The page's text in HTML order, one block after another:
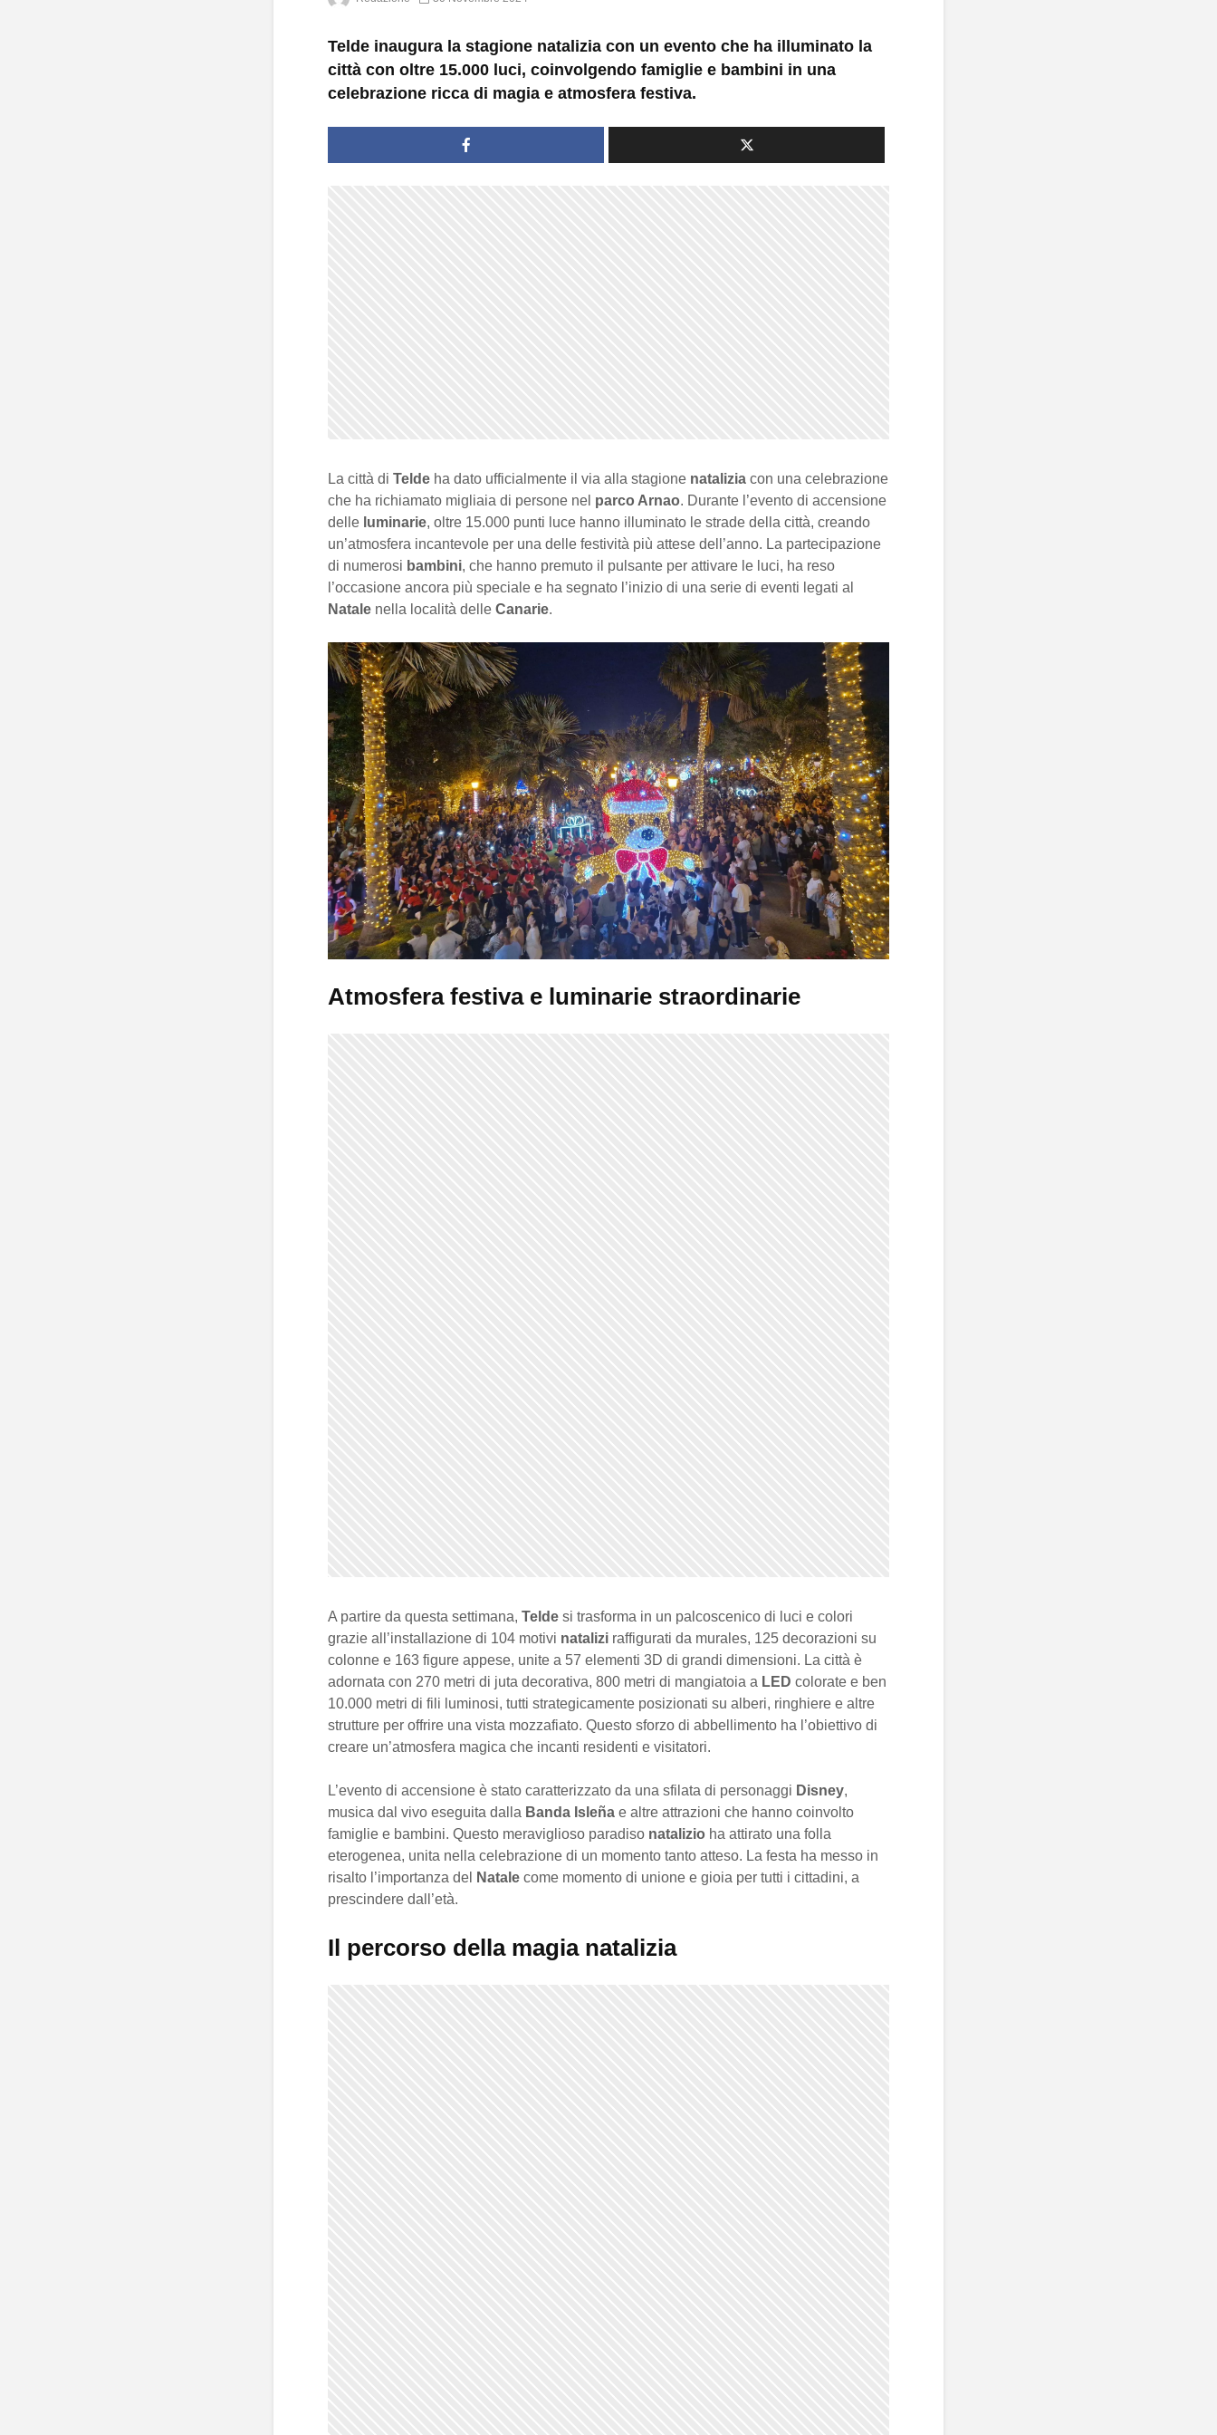
Telde inaugura la stagione natalizia con un evento che ha illuminato la
città con oltre 15.000 luci, coinvolgendo famiglie e bambini in una
celebrazione ricca di magia e atmosfera festiva.
La città di Telde ha dato ufficialmente il via alla stagione natalizia con una celebrazione
che ha richiamato migliaia di persone nel parco Arnao. Durante l’evento di accensione
delle luminarie, oltre 15.000 punti luce hanno illuminato le strade della città, creando
un’atmosfera incantevole per una delle festività più attese dell’anno. La partecipazione
di numerosi bambini, che hanno premuto il pulsante per attivare le luci, ha reso
l’occasione ancora più speciale e ha segnato l’inizio di una serie di eventi legati al
Natale nella località delle Canarie.
Atmosfera festiva e luminarie straordinarie
A partire da questa settimana, Telde si trasforma in un palcoscenico di luci e colori
grazie all’installazione di 104 motivi natalizi raffigurati da murales, 125 decorazioni su
colonne e 163 figure appese, unite a 57 elementi 3D di grandi dimensioni. La città è
adornata con 270 metri di juta decorativa, 800 metri di mangiatoia a LED colorate e ben
10.000 metri di fili luminosi, tutti strategicamente posizionati su alberi, ringhiere e altre
strutture per offrire una vista mozzafiato. Questo sforzo di abbellimento ha l’obiettivo di
creare un’atmosfera magica che incanti residenti e visitatori.
L’evento di accensione è stato caratterizzato da una sfilata di personaggi Disney,
musica dal vivo eseguita dalla Banda Isleña e altre attrazioni che hanno coinvolto
famiglie e bambini. Questo meraviglioso paradiso natalizio ha attirato una folla
eterogenea, unita nella celebrazione di un momento tanto atteso. La festa ha messo in
risalto l’importanza del
Natale come momento di unione e gioia per tutti i cittadini, a
prescindere dall’età.
Il percorso della magia natalizia